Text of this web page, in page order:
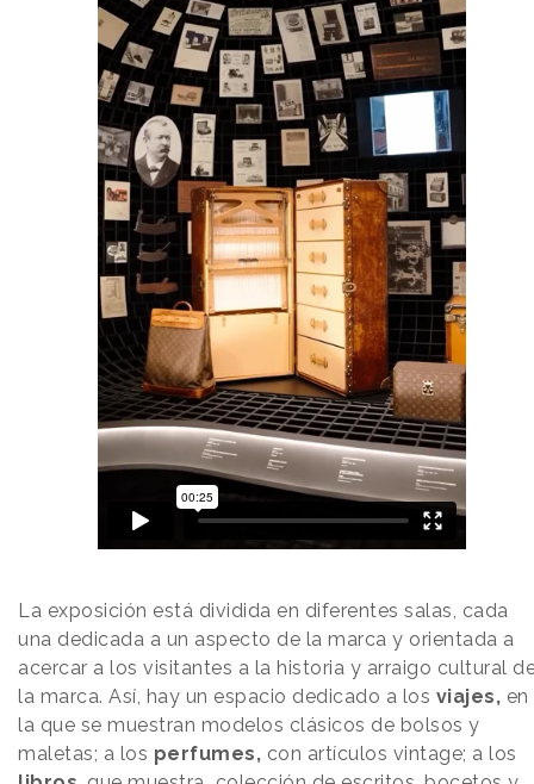
La exposición está dividida en diferentes salas, cada
una dedicada a un aspecto de la marca y orientada a
acercar a los visitantes a la historia y arraigo cultural
la marca. Así, hay un espacio dedicado a los viajes, en
la que se muestran modelos clásicos de bolsos y
maletas; a los perfumes, con artículos vintage; a los